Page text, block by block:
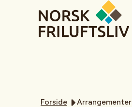
Forside Arrangementer